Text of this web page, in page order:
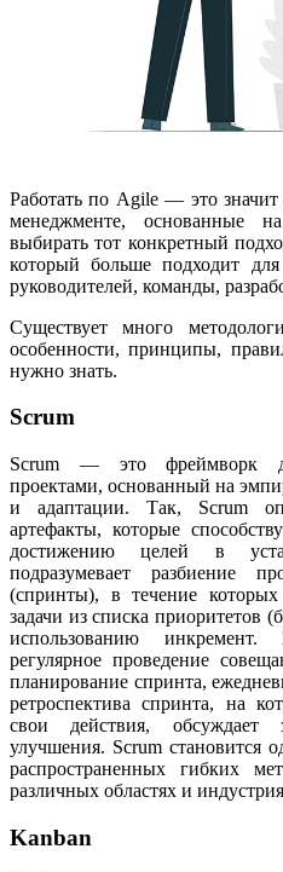
Работать по Agile — это
менеджменте, основанные
выбирать тот конкретный
который больше подходит
руководителей, команды,
Существует много
особенности, принципы,
нужно знать.
Scrum
Scrum — это фреймворк
проектами, основанный на
и адаптации. Так, Scrum
артефакты, которые
достижению целей в
подразумевает разбиение
(спринты), в течение
задачи из списка приоритетов
использованию инкремент.
регулярное проведение
планирование спринта,
ретроспектива спринта, на
свои действия, обсуждает
улучшения. Scrum становится
распространенных гибких
различных областях и
Kanban